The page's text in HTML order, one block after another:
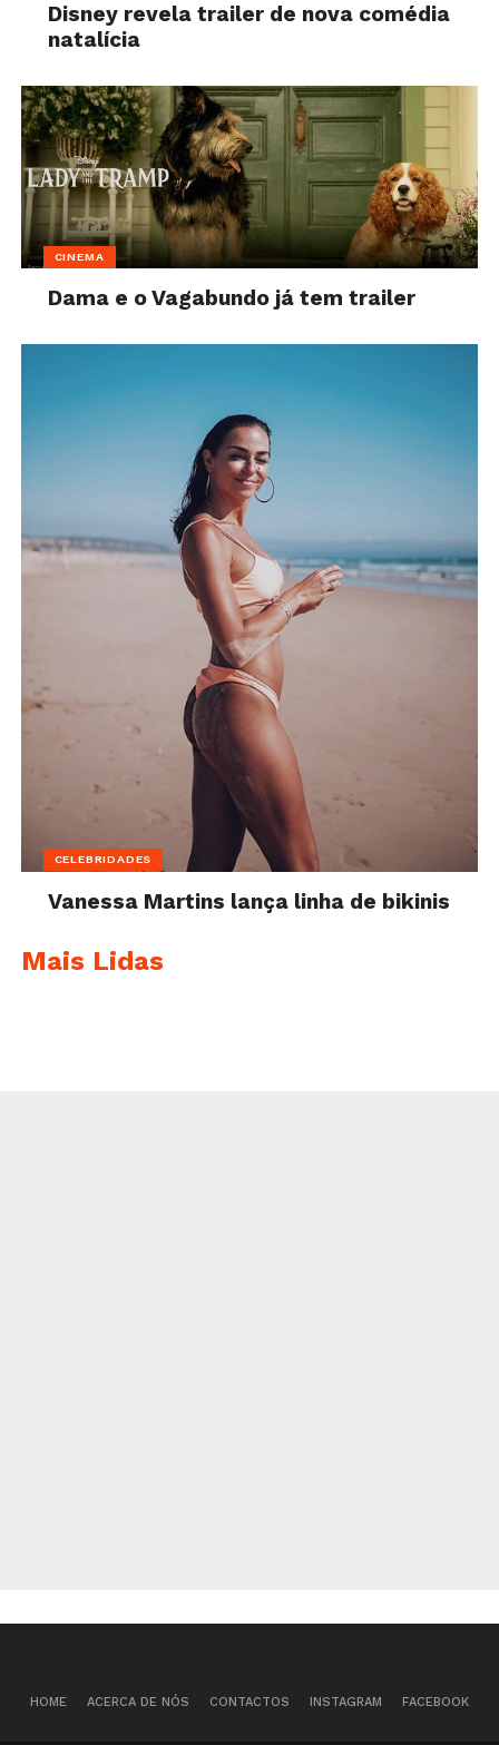
Disney revela trailer de nova comédia
natalícia
CINEMA
Dama e o Vagabundo já tem trailer
CELEBRIDADES
Vanessa Martins lança linha de bikinis
Mais Lidas
HOME ACERCA DE NÓS CONTACTOS INSTAGRAM FACEBOOK